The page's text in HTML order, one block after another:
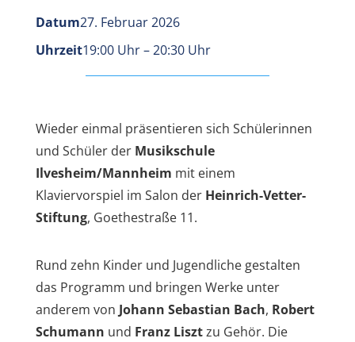
Datum27. Februar 2026
Uhrzeit19:00 Uhr – 20:30 Uhr
Wieder einmal präsentieren sich Schülerinnen
und Schüler der Musikschule
Ilvesheim/Mannheim mit einem
Klaviervorspiel im Salon der Heinrich-Vetter-
Stiftung, Goethestraße 11.
Rund zehn Kinder und Jugendliche gestalten
das Programm und bringen Werke unter
anderem von Johann Sebastian Bach, Robert
Schumann und Franz Lisztzu Gehör. Die